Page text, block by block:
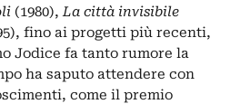
(1980),La città invisibile
fino ai progetti più recenti,
Jodice fa tanto rumore la
ha saputo attendere con
come il premio